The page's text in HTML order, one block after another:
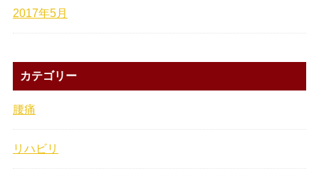
2017年5月
カテゴリー
腰痛
リハビリ